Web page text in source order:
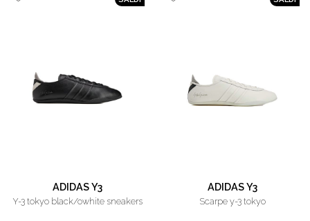
ADIDAS Y3
y-3 tokyo black/owhite sneakers
ADIDAS Y3
scarpe y-3 tokyo